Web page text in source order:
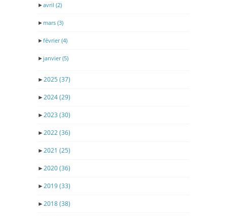
►avril (2)
► mars (3)
►février(4)
► janvier(5)
►2025(37)
►2024(29)
►2023 (30)
►2022(36)
►2021 (25)
►2020(36)
►2019(33)
►2018(38)